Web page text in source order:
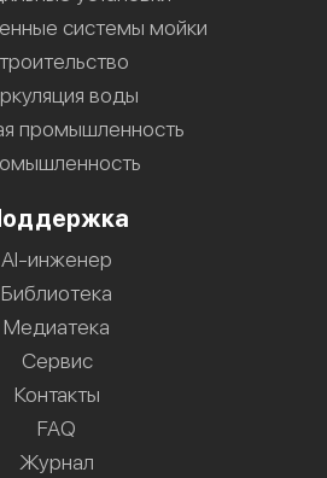
системы мойки
воды
промышленность
AI-инженер
Библиотека
Медиатека
Сервис
Контакты
FAQ
Журнал